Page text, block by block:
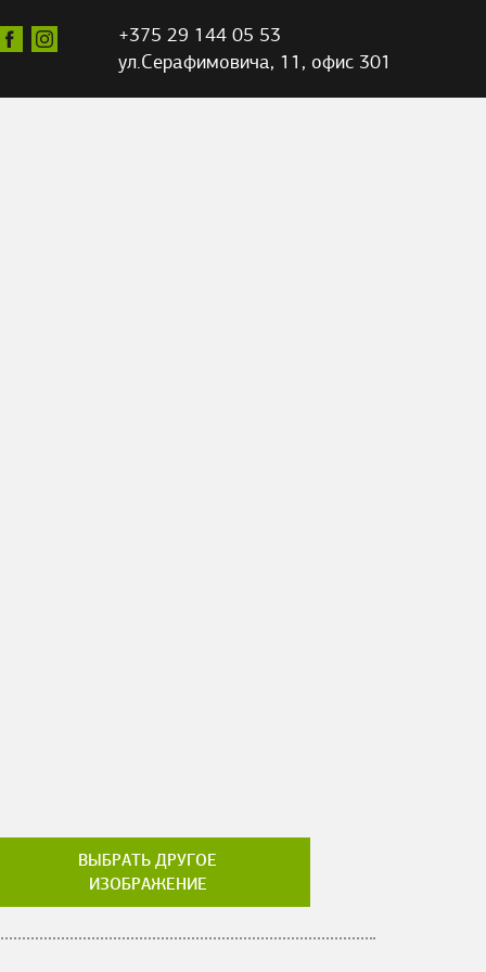
+375 29 144 05 53
ул.Серафимовича, 11, офис 301
ВЫБРАТЬ ДРУГОЕ
ИЗОБРАЖЕНИЕ